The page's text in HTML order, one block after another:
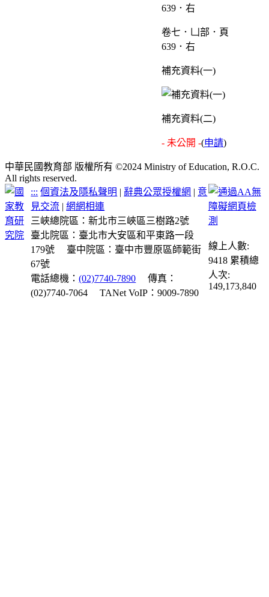
卷七．凵部．頁
639．右
補充資料(一)
補充資料(二)
- 未公開 -(申請)
中華民國教育部 版權所有 ©2024 Ministry of Education, R.O.C.
All rights reserved.
::: 個資法及隱私聲明 | 辭典公眾授權網 | 意
見交流 |網網相連
三峽總院區：新北市三峽區三樹路2號
臺北院區：臺北市大安區和平東路一段
179號
臺中院區：臺中市豐原區師範街
67號
電話總機：(02)7740-7890
傳真：
(02)7740-7064
TANet VoIP：9009-7890
線上人數:
9418 累積總
人次:
149,173,840